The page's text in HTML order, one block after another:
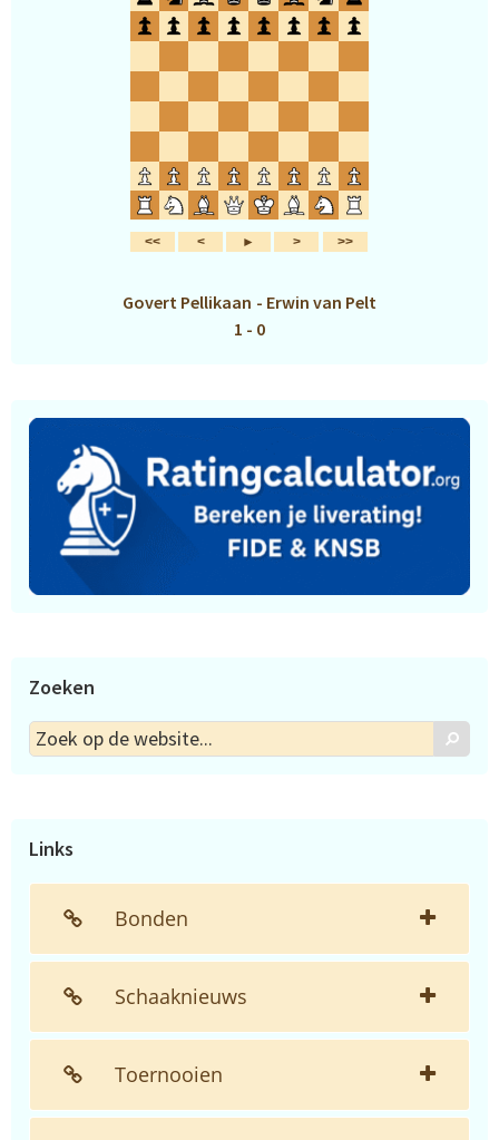
Govert Pellikaan - Erwin van Pelt
1 - 0
Zoeken
Zoek
op
Zoek
Links
Bonden
Schaaknieuws
Toernooien